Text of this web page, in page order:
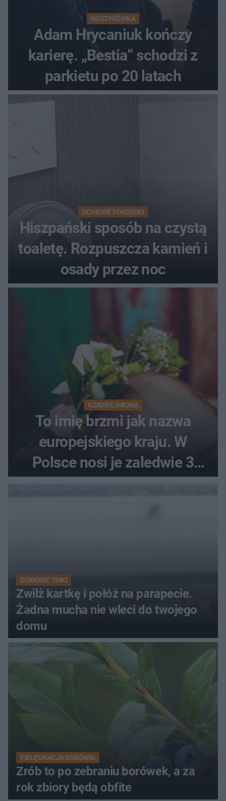
KOSZYKÓWKA
Adam Hrycaniuk kończy
karierę. „Bestia” schodzi z
parkietu po 20 latach
DOMOWE PORZĄDKI
Hiszpański sposób na czystą
toaletę. Rozpuszcza kamień i
osady przez noc
RZADKIE IMIONA
To imię brzmi jak nazwa
europejskiego kraju. W
Polsce nosi je zaledwie 3
DOMOWE TRIKI
Zwilż kartkę i połóż na parapecie.
Żadna mucha nie wleci do twojego
domu
PIELĘGNACJA BORÓWKI
Zrób to po zebraniu borówek, a za
rok zbiory będą obfite